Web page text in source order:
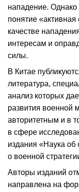
нападение. Однако
понятие
качестве
интересам и
силы.
В Китае
литература,
анализ которых
развития военной
авторитетным и в
в сфере
издания «Наука об
о военной
Авторы изданий
направлена на